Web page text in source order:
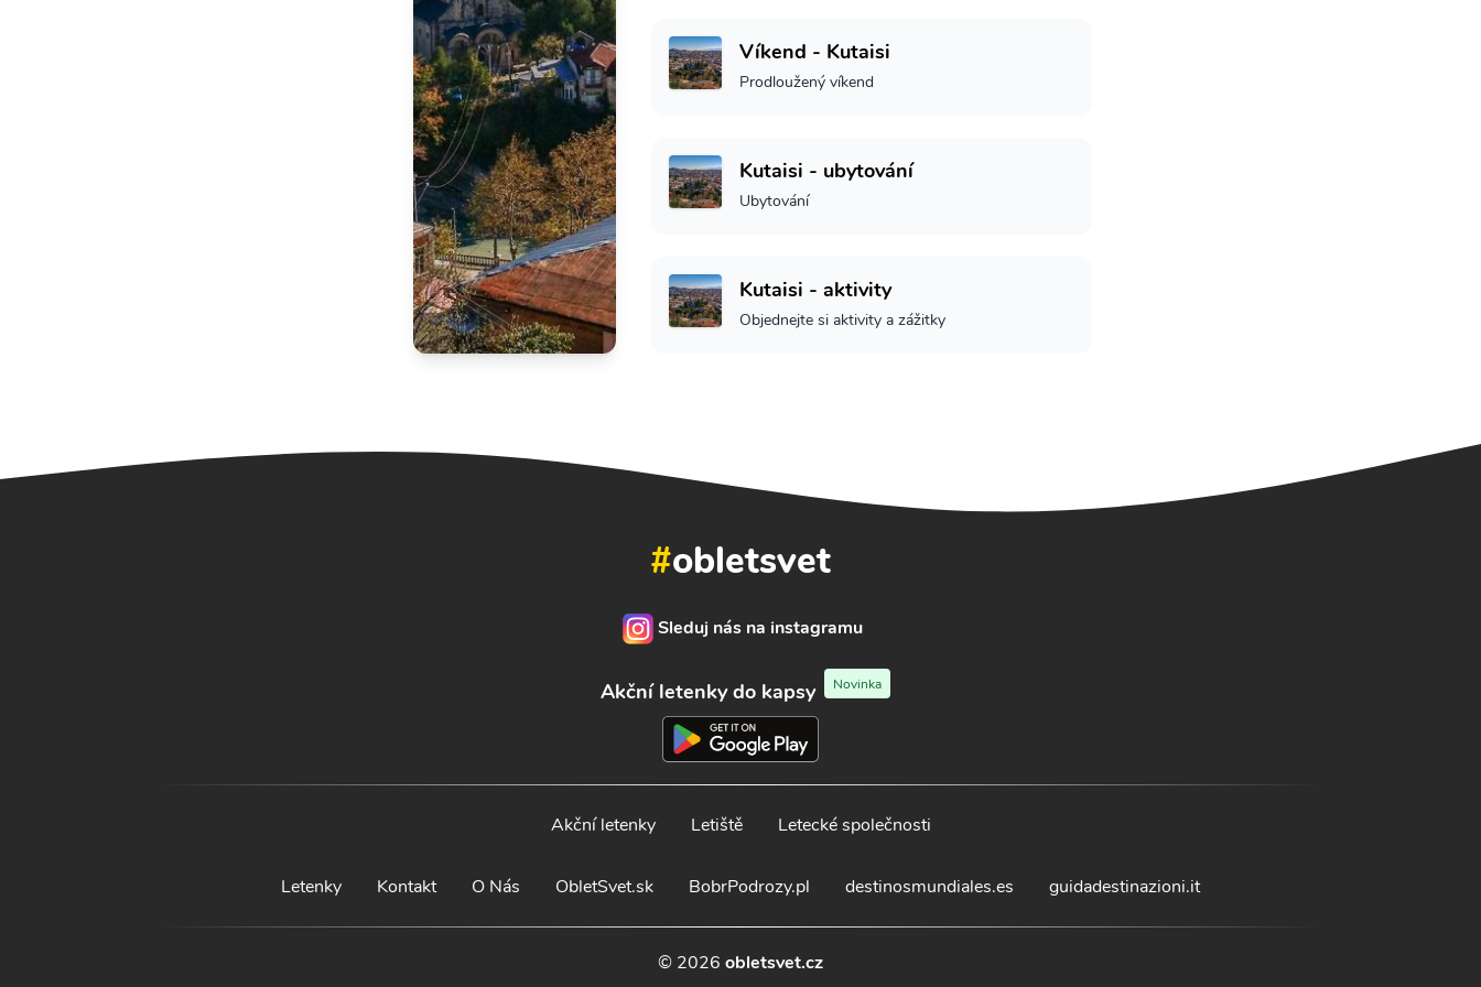
Víkend - Kutaisi
Prodloužený víkend
Kutaisi - ubytování
Ubytování
Kutaisi - aktivity
Objednejte si aktivity a zážitky
#obletsvet
Sleduj nás na instagramu
Akční letenky do kapsy Novinka
Akční letenky Letiště Letecké společnosti
Letenky Kontakt O Nás ObletSvet.sk BobrPodrozy.pl destinosmundiales.es guidadestinazioni.it
© 2026 obletsvet.cz